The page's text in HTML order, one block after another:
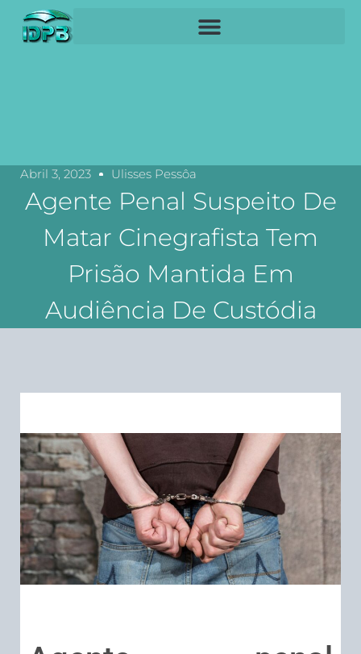
Abril 3, 2023 Ulisses Pessôa
Agente Penal Suspeito De
Matar Cinegrafista Tem
Prisão Mantida Em
Audiência De Custódia